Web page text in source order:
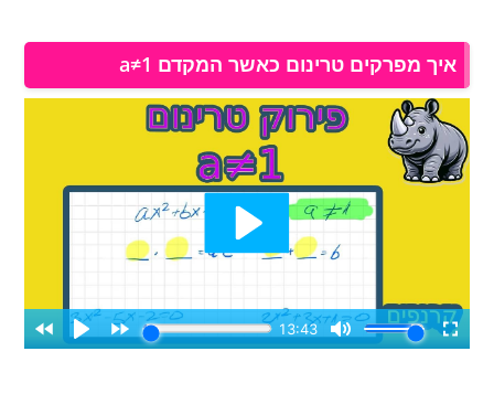
איך מפרקים טרינום כאשר המקדם a≠1